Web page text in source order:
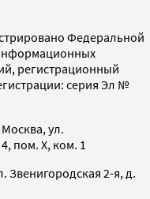
Федеральной
регистрационный
серия Эл №
ул.
пом. X, ком. 1
Звенигородская 2-я, д.